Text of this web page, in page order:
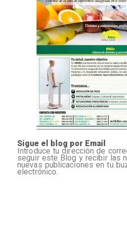
Sigue el blog por Email
Introduce tu dirección de
seguir este Blog y recibir las
nuevas publicaciones en tu
electrónico.